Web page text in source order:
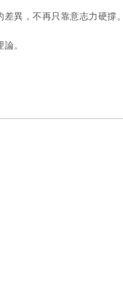
異，不再只靠意志力硬撐。
。